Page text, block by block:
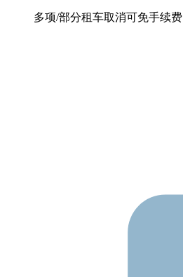
多项/部分租车取消可免手续费